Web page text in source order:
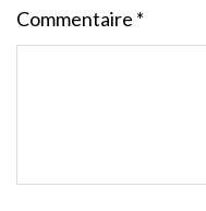
Commentaire *